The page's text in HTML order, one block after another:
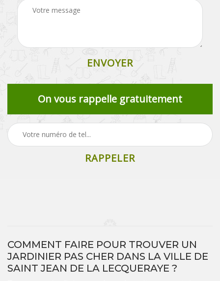
On vous rappelle gratuitement
COMMENT FAIRE POUR TROUVER UN
JARDINIER PAS CHER DANS LA VILLE DE
SAINT JEAN DE LA LECQUERAYE ?